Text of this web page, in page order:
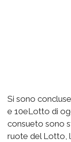
Si sono
e 10eLotto di
consueto sono
ruote del Lotto,